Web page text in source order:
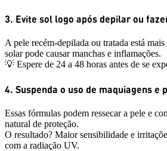
3. Evite sol logo após depilar ou
A pele recém-depilada ou tratada está
solar pode causar manchas e inflamações.
💡 Espere de 24 a 48 horas antes de se
4. Suspenda o uso de maquiagens e
Essas fórmulas podem ressecar a pele e
natural de proteção.
O resultado? Maior sensibilidade e
com a radiação UV.